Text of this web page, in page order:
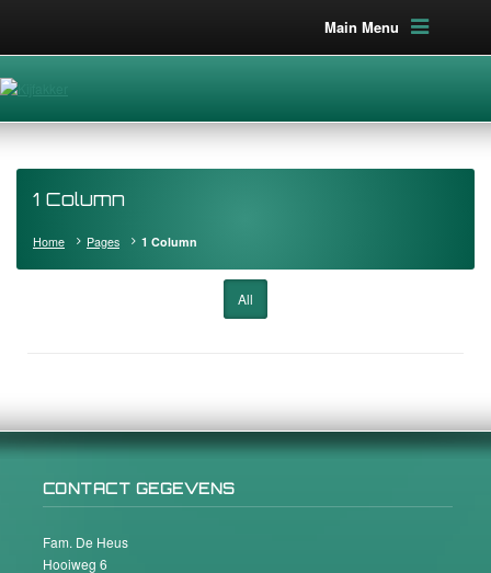
Main Menu
1 Column
Home Pages 1 Column
All
CONTACT GEGEVENS
Fam. De Heus
Hooiweg 6